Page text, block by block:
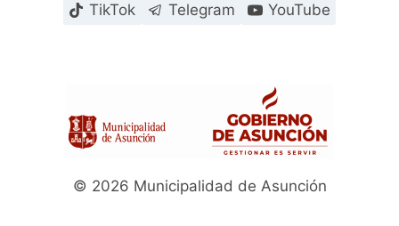
TikTok
Telegram YouTube
© 2026 Municipalidad de Asunción